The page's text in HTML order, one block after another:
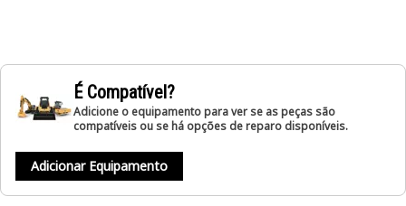
É Compatível?
Adicione o equipamento para ver se as peças são
compatíveis ou se há opções de reparo disponíveis.
Adicionar Equipamento